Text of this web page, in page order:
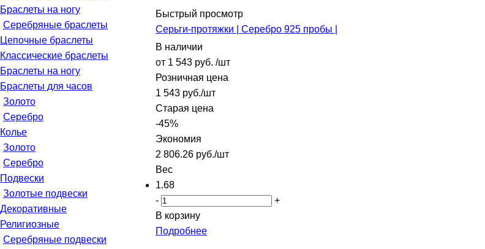
Быстрый просмотр
Серьги-протяжки | Серебро 925 пробы |
В наличии
от 1 543 руб. /шт
Розничная цена
1 543 руб./шт
Старая цена
-45%
Экономия
2 806.26 руб./шт
Вес
1.68
-
+
В корзину
Подробнее
Браслеты на ногу
Серебряные браслеты
Цепочные браслеты
Классические браслеты
Браслеты на ногу
Браслеты для часов
Золото
Серебро
Колье
Золото
Серебро
Подвески
Золотые подвески
Декоративные
Религиозные
Серебряные подвески